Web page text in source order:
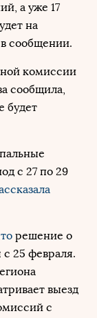
а уже 17
на
сообщении.
комиссии
сообщила,
будет
с 27 по 29
решение о
с 25 февраля.
выезд
с